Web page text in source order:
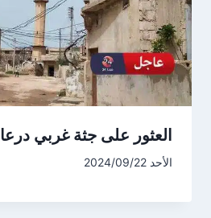
العثور على جثة غربي درعا
الأحد 2024/09/22